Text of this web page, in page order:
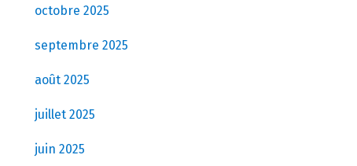
octobre 2025
septembre 2025
août 2025
juillet 2025
juin 2025